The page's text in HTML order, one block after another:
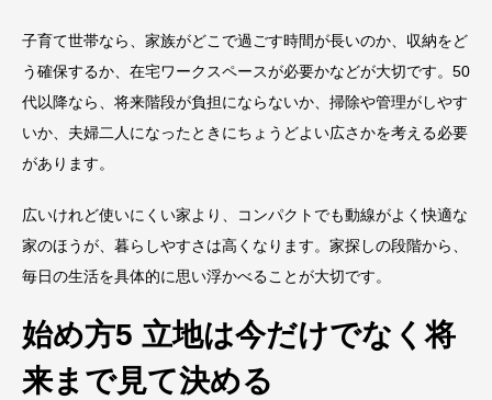
子育て世帯なら、家族がどこで過ごす時間が長いのか、収納をど
う確保するか、在宅ワークスペースが必要かなどが大切です。50
代以降なら、将来階段が負担にならないか、掃除や管理がしやす
いか、夫婦二人になったときにちょうどよい広さかを考える必要
があります。
広いけれど使いにくい家より、コンパクトでも動線がよく快適な
家のほうが、暮らしやすさは高くなります。家探しの段階から、
毎日の生活を具体的に思い浮かべることが大切です。
始め方5 立地は今だけでなく将
来まで見て決める